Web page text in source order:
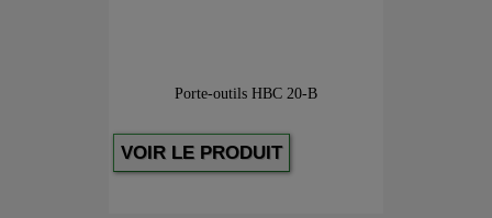
Porte-outils HBC 20-B
VOIR LE PRODUIT